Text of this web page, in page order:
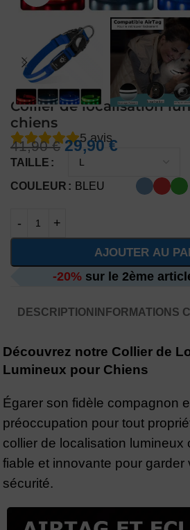
Collier de localisation
chiens
5avis
41,90€ 29,90€
TAILLE
COULEUR BLEU
AJOUTER AU
-20% sur le 2ème
DESCRIPTION INFORMATIONS
Découvrez notre Collier de
Lumineux pour Chiens
Égarer son fidèle compagnon
préoccupation pour tout
collier de localisation lumineux
fiable et innovante pour garder
sécurité.